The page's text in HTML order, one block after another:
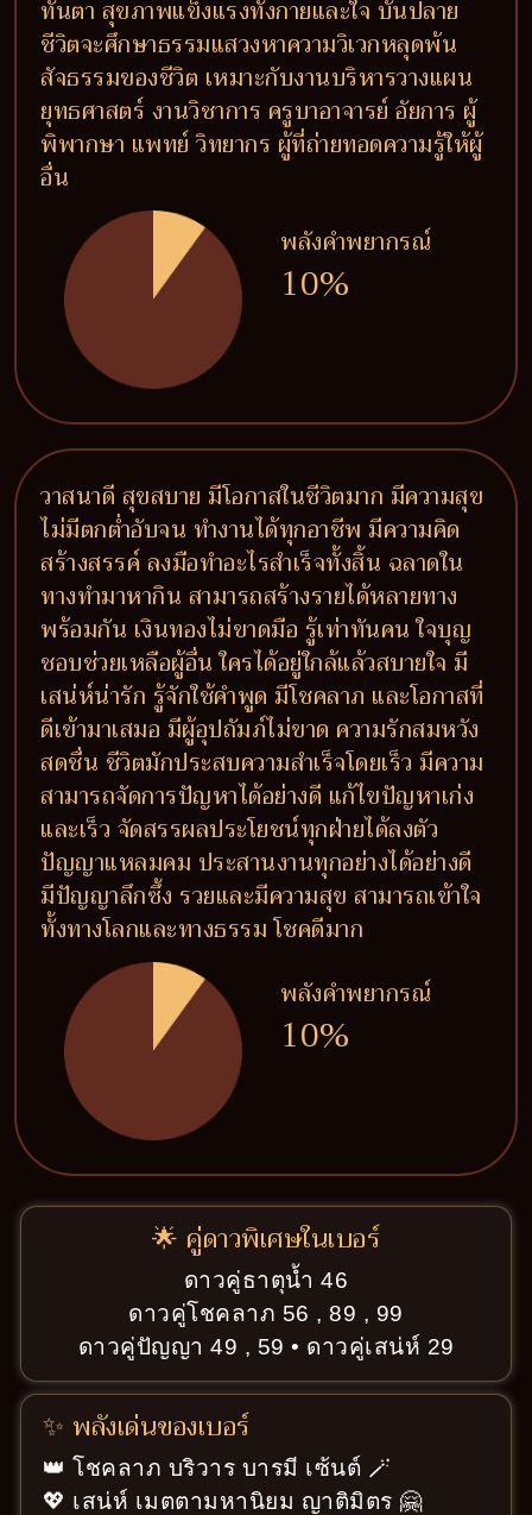
ทันตา สุขภาพแข็งแรงทั้งกายและใจ บั้นปลาย
ชีวิตจะศึกษาธรรมแสวงหาความวิเวกหลุดพ้น
สัจธรรมของชีวิต เหมาะกับงานบริหารวางแผน
ยุทธศาสตร์ งานวิชาการ ครูบาอาจารย์ อัยการ ผู้
พิพากษา แพทย์ วิทยากร ผู้ที่ถ่ายทอดความรู้ให้ผู้
อื่น
พลังคำพยากรณ์
10%
วาสนาดี สุขสบาย มีโอกาสในชีวิตมาก มีความสุข
ไม่มีตกต่ำอับจน ทำงานได้ทุกอาชีพ มีความคิด
สร้างสรรค์ ลงมือทำอะไรสำเร็จทั้งสิ้น ฉลาดใน
ทางทำมาหากิน สามารถสร้างรายได้หลายทาง
พร้อมกัน เงินทองไม่ขาดมือ รู้เท่าทันคน ใจบุญ
ชอบช่วยเหลือผู้อื่น ใครได้อยู่ใกล้แล้วสบายใจ มี
เสน่ห์น่ารัก รู้จักใช้คำพูด มีโชคลาภ และโอกาสที่
ดีเข้ามาเสมอ มีผู้อุปถัมภ์ไม่ขาด ความรักสมหวัง
สดชื่น ชีวิตมักประสบความสำเร็จโดยเร็ว มีความ
สามารถจัดการปัญหาได้อย่างดี แก้ไขปัญหาเก่ง
และเร็ว จัดสรรผลประโยชน์ทุกฝ่ายได้ลงตัว
ปัญญาแหลมคม ประสานงานทุกอย่างได้อย่างดี
มีปัญญาลึกซึ้ง รวยและมีความสุข สามารถเข้าใจ
ทั้งทางโลกและทางธรรม โชคดีมาก
พลังคำพยากรณ์
10%
🌟 คู่ดาวพิเศษในเบอร์
ดาวคู่ธาตุน้ำ 46
ดาวคู่โชคลาภ 56 , 89 , 99
ดาวคู่ปัญญา 49 , 59 • ดาวคู่เสน่ห์ 29
✨ พลังเด่นของเบอร์
👑 โชคลาภ บริวาร บารมี เซ้นต์ 🪄
💖 เสน่ห์ เมตตามหานิยม ญาติมิตร 🤗